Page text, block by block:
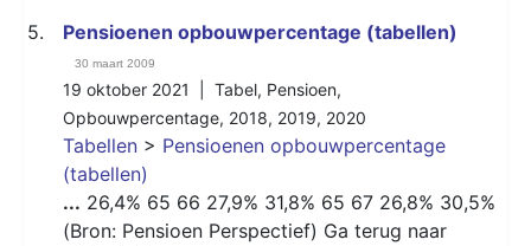
5. Pensioenen opbouwpercentage (tabellen)
30 maart 2009
19 oktober 2021 | Tabel, Pensioen,
Opbouwpercentage, 2018, 2019, 2020
Tabellen > Pensioenen opbouwpercentage
(tabellen)
... 26,4% 65 66 27,9% 31,8% 65 67 26,8% 30,5%
(Bron: Pensioen Perspectief) Ga terug naar